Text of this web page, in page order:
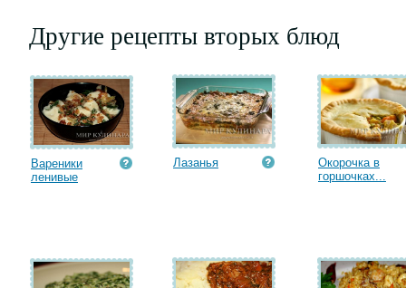
Другие рецепты вторых блюд
Вареники
ленивые
Лазанья
Окорочка в
горшочках...